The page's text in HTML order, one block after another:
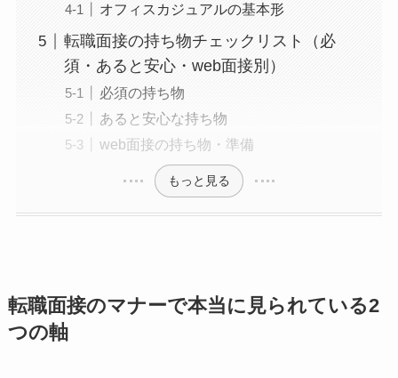
オフィスカジュアルの基本形
転職面接の持ち物チェックリスト（必
須・あると安心・web面接別）
必須の持ち物
あると安心な持ち物
web面接の持ち物・準備
もっと見る
転職面接のマナーで本当に見られている2
つの軸